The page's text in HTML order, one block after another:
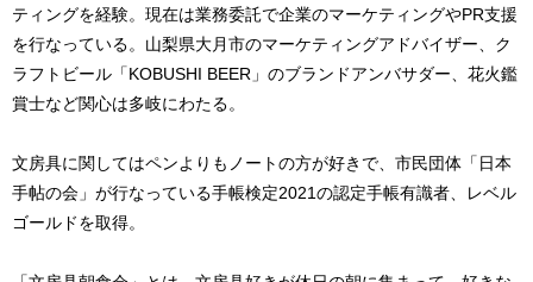
ティングを経験。現在は業務委託で企業のマーケティングやPR支援
を行なっている。山梨県大月市のマーケティングアドバイザー、ク
ラフトビール「KOBUSHI BEER」のブランドアンバサダー、花火鑑
賞士など関心は多岐にわたる。
文房具に関してはペンよりもノートの方が好きで、市民団体「日本
手帖の会」が行なっている手帳検定2021の認定手帳有識者、レベル
ゴールドを取得。